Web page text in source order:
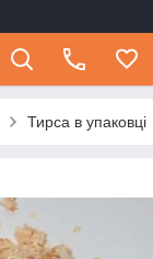
Тирса в упаковці